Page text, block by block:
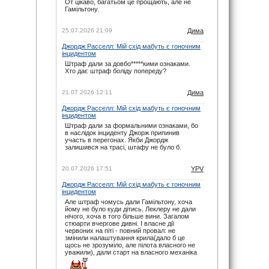
: І знову у вас помилки з часом
пропускають гонку. Виправте, або взагалі
встановити годину початку гонок. Другий рік
косячите. Не серйозно.
noteyu: Тут трансляцій немає.
Sweden1984: Вітаю шановні.
03.05.26 18:41
noteyu: Тепер головна інтрига: залишиться
Кімі лідером на старті чи, як завжди…
03.05.26 14:04
Дима: Смішно буде якщо титул візьме не
noteyu : Перевантаження 50G відчув Берман
під час зіткнення з бар'єром, повідомив Девід
Крофт
29.03.26 09:12
Дима: Навряд — Рассел ще більше програв
на старті. Червоні дуже гарно стартують.
15.03.26 15:43
noteyu: Мерси у своїй лізі. Був би Кімі
досвідченіший, то взагалі не було би шансів в
інших
От цікаво, багатьом це прощають, але не
Гамільтону.
25.07.2026 21:09 Дима
Джордж Расселл: Мій схід мабуть є гоночним
інцидентом
Штраф дали за довбо*****кими ознаками.
Хто дає штраф боліду попереду?
21.07.2026 12:11 Дима
Джордж Расселл: Мій схід мабуть є гоночним
інцидентом
Штраф дали за формальними ознаками, бо
в наслідок інциденту Джорж припинив
участь в перегонах. Якби Джордж
залишився на трасі, штафу не було б.
20.07.2026 17:51 YPV
Джордж Расселл: Мій схід мабуть є гоночним
інцидентом
Але штраф чомусь дали Гамільтону, хоча
йому не було куди дітись. Леклеру не дали
нічого, хоча в того більше вини. Загалом
стюарти вчергове дивні. І власне дії
червоних на піті - повний провал: не
змінили налаштування крила(дало б це
щось не зрозуміло, але пілота власного не
уважили), дали старт на власного механіка